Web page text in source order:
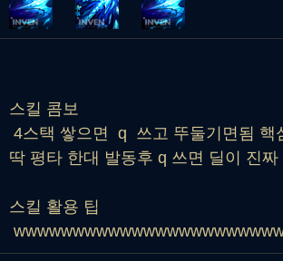
스킬 콤보
4스택 쌓으면 q 쓰고 뚜둘기면됨 핵
딱 평타 한대 발동후 q 쓰면 딜이 진
스킬 활용 팁